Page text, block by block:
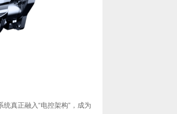
真正融入“电控架构”，成为